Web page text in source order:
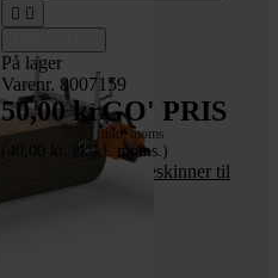
 
På lager
Varenr. 8007159
50,00 krGO' PRIS
inkl. moms
(40,00 kr. ekskl. moms.)
Samlestykke til styreskinner til
savværk